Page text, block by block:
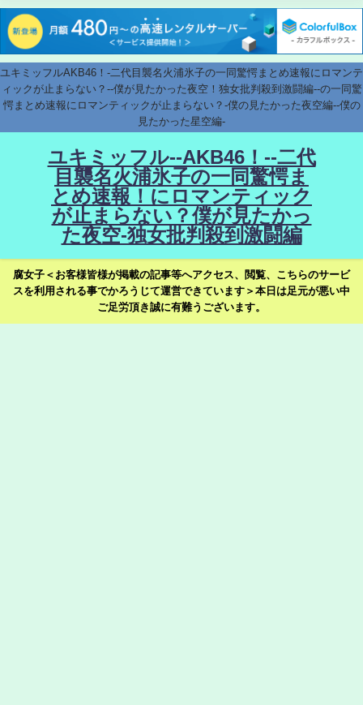
ユキミッフルAKB46！-二代目襲名火浦氷子の一同驚愕まとめ速報にロマンテ
ィックが止まらない？--僕が見たかった夜空！独女批判殺到激闘編--の一同驚
愕まとめ速報にロマンティックが止まらない？-僕の見たかった夜空編--僕の
見たかった星空編-
ユキミッフル--AKB46！--二代
目襲名火浦氷子の一同驚愕ま
とめ速報！にロマンティック
が止まらない？僕が見たかっ
た夜空-独女批判殺到激闘編
腐女子＜お客様皆様が掲載の記事等へアクセス、閲覧、こちらのサービ
スを利用される事でかろうじて運営できています＞本日は足元が悪い中
ご足労頂き誠に有難うございます。